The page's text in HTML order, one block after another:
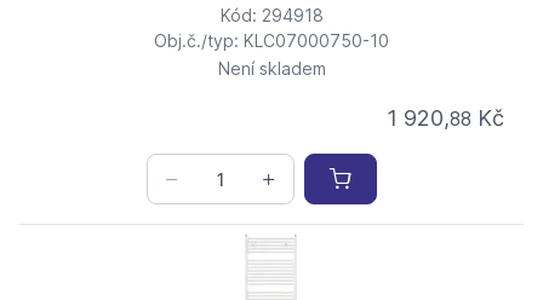
Kód: 294918
Obj.č./typ: KLC07000750-10
Není skladem
1 920,88 Kč